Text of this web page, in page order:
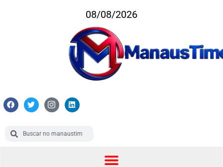
08/08/2026